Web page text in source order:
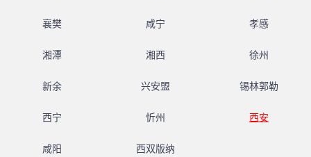
襄樊 咸宁 孝感
湘潭 湘西 徐州
新余 兴安盟 锡林郭勒
西宁 忻州 西安
咸阳 西双版纳